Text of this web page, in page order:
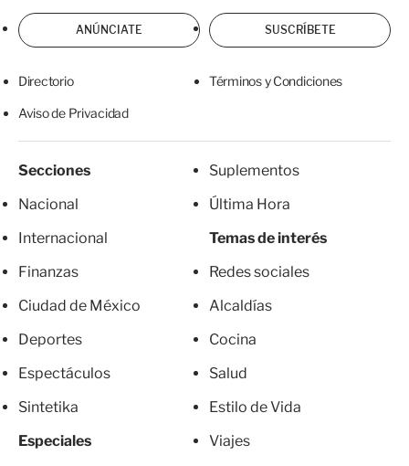
ANÚNCIATE SUSCRÍBETE
Directorio Términos y Condiciones
Aviso de Privacidad
Secciones
Nacional
Internacional
Finanzas
Ciudad de México
Deportes
Espectáculos
Sintetika
Especiales
Suplementos
Última Hora
Temas de interés
Redes sociales
Alcaldías
Cocina
Salud
Estilo de Vida
Viajes